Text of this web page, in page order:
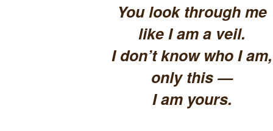
You look through me
like I am a veil.
I don’t know who I am,
only this —
I am yours.